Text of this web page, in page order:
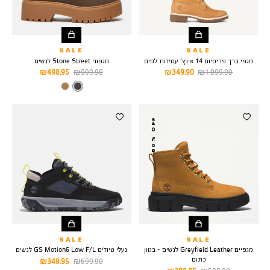
SALE
מגפי ברך פרימיום 14 אינץ’ עמידות למים
מחיר
349.90 ₪
מחיר
1,099.90 ₪
SALE
מגפוני Stone Street לנשים
מחיר
מוצר
498.95 ₪
מחיר
999.90 ₪
צבע
DARK
BROWN
50% OFF
SALE
מגפיים Greyfield Leather לנשים - בגוון
כתום
SALE
נעלי טיולים GS Motion6 Low F/L לנשים
מחיר
348.95 ₪
מחיר
699.90 ₪